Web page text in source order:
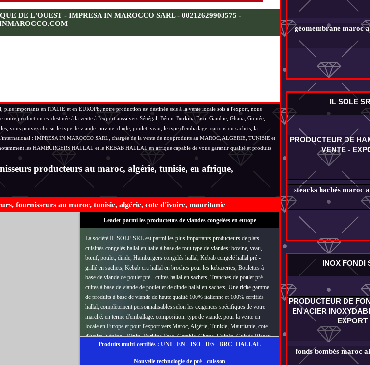
géomembrane maroc
IL SOLE
PRODUCTEUR DE
VENTE -
steacks hachés maroc
INOX FONDI
PRODUCTEUR DE
EN ACIER
EXPORT
fonds bombés maroc
DE L'OUEST - IMPRESA IN MAROCCO SARL - 00212629908575 -
importants en ITALIE et en EUROPE, notre production est déstinée sois à la vente locale sois à l'export, nous
production est destinée à la vente à l'export aussi vers Sénégal, Bénin, Burkina Faso, Gambie, Ghana, Guinée,
vous pouvez choisir le type de viande: bovine, dinde, poulet, veau, le type d'emballage, cartons ou sachets, la
: IMPRESA IN MAROCCO SARL, chargée de la vente de nos produits au MAROC, ALGERIE, TUNISIE et
les HAMBURGERS HALLAL et le KEBAB HALLAL en afrique capable de vous garantir qualité et produits
producteurs au maroc, algérie, tunisie, en afrique,
fournisseurs au maroc, tunisie, algérie, cote d'ivoire, mauritanie
Leader parmi les producteurs de viandes congelées en europe
La société IL SOLE SRL est parmi les plus importants producteurs de plats
cuisinés congelés hallal en italie à base de tout type de viandes: bovine, veau,
bœuf, poulet, dinde, Hamburgers congelés hallal, Kebab congelé hallal pré -
grillé en sachets, Kebab cru hallal en broches pour les kebaberies, Boulettes à
base de viande de poulet pré - cuites hallal en sachets, Tranches de poulet pré -
cuites à base de viande de poulet et de dinde hallal en sachets, Une riche gamme
de produits à base de viande de haute qualité 100% italienne et 100% certifiés
hallal, complètement personnalisables selon les exigences spécifiques de votre
marché, en terme d'emballage, composition, type de viande, pour la vente en
locale en Europe et pour l'export vers Maroc, Algérie, Tunisie, Mauritanie, cote
d'ivoire, Sénégal, Bénin, Burkina Faso, Gambie, Ghana, Guinée, Guinée-Bissau,
Liberia, Mali, Niger, Nigeria, Togo, et toute l'Afrique de l'ouest, ou nous
comptons un réseau vaste d'importateurs et distributeurs.
Produits multi-certifiés : UNI - EN - ISO - IFS - BRC- HALLAL
Nouvelle technologie de pré - cuisson